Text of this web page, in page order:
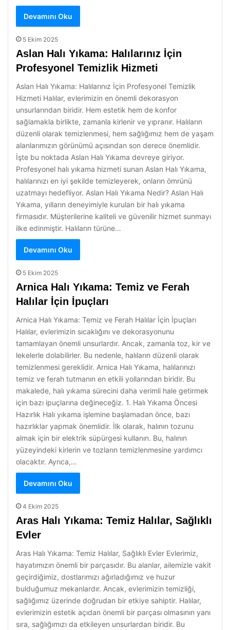
Devamını Oku
5 Ekim 2025
Aslan Halı Yıkama: Halılarınız İçin
Profesyonel Temizlik Hizmeti
Aslan Halı Yıkama: Halılarınız İçin Profesyonel Temizlik
Hizmeti Halılar, evlerimizin en önemli dekorasyon
unsurlarından biridir. Hem estetik hem de konfor
sağlamakla birlikte, zamanla kirlenir ve yıpranır. Halıların
düzenli olarak temizlenmesi, hem sağlığımız hem de yaşam
alanlarımızın görünümü açısından son derece önemlidir.
İşte bu noktada Aslan Halı Yıkama devreye giriyor.
Profesyonel halı yıkama hizmeti sunan Aslan Halı Yıkama,
halılarınızı en iyi şekilde temizleyerek, onların ömrünü
uzatmayı hedefliyor. Aslan Halı Yıkama Nedir? Aslan Halı
Yıkama, yılların deneyimiyle kurulan bir halı yıkama
firmasıdır. Müşterilerine kaliteli ve güvenilir hizmet sunmayı
ilke edinmiştir. Halıların türüne…
Devamını Oku
5 Ekim 2025
Arnica Halı Yıkama: Temiz ve Ferah
Halılar İçin İpuçları
Arnica Halı Yıkama: Temiz ve Ferah Halılar İçin İpuçları
Halılar, evlerimizin sıcaklığını ve dekorasyonunu
tamamlayan önemli unsurlardır. Ancak, zamanla toz, kir ve
lekelerle dolabilirler. Bu nedenle, halıların düzenli olarak
temizlenmesi gereklidir. Arnica Halı Yıkama, halılarınızı
temiz ve ferah tutmanın en etkili yollarından biridir. Bu
makalede, halı yıkama sürecini daha verimli hale getirmek
için bazı ipuçlarına değineceğiz. 1. Halı Yıkama Öncesi
Hazırlık Halı yıkama işlemine başlamadan önce, bazı
hazırlıklar yapmak önemlidir. İlk olarak, halının tozunu
almak için bir elektrik süpürgesi kullanın. Bu, halının
yüzeyindeki kirlerin ve tozların temizlenmesine yardımcı
olacaktır. Ayrıca,…
Devamını Oku
4 Ekim 2025
Aras Halı Yıkama: Temiz Halılar, Sağlıklı
Evler
Aras Halı Yıkama: Temiz Halılar, Sağlıklı Evler Evlerimiz,
hayatımızın önemli bir parçasıdır. Bu alanlar, ailemizle vakit
geçirdiğimiz, dostlarımızı ağırladığımız ve huzur
bulduğumuz mekanlardır. Ancak, evlerimizin temizliği,
sağlığımız üzerinde doğrudan bir etkiye sahiptir. Halılar,
evlerimizin estetik açıdan önemli bir parçası olmasının yanı
sıra, sağlığımızı da etkileyen unsurlardan biridir. Bu